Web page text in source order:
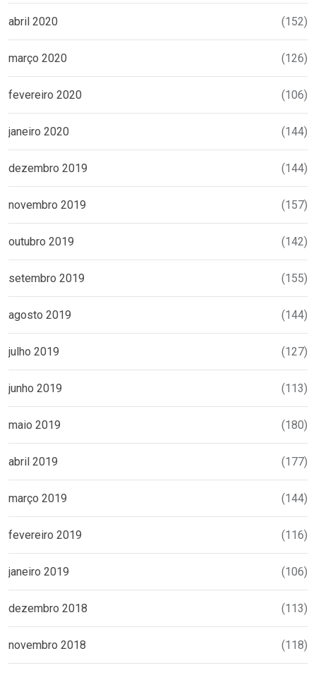
abril 2020 (152)
março 2020 (126)
fevereiro 2020 (106)
janeiro 2020 (144)
dezembro 2019 (144)
novembro 2019 (157)
outubro 2019 (142)
setembro 2019 (155)
agosto 2019 (144)
julho 2019 (127)
junho 2019 (113)
maio 2019 (180)
abril 2019 (177)
março 2019 (144)
fevereiro 2019 (116)
janeiro 2019 (106)
dezembro 2018 (113)
novembro 2018 (118)